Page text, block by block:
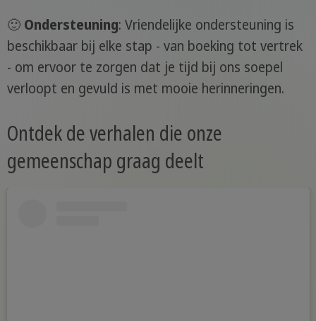
🙂 Ondersteuning: Vriendelijke ondersteuning is
beschikbaar bij elke stap - van boeking tot vertrek
- om ervoor te zorgen dat je tijd bij ons soepel
verloopt en gevuld is met mooie herinneringen.
Ontdek de verhalen die onze
gemeenschap graag deelt